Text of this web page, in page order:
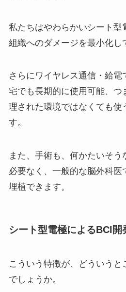
私たちはやわらかいシート型
組織へのダメージを最小化し
さらにワイヤレス通信・給電
宅でも長期的に使用可能、つ
理された環境ではなくても使
す。
また、手術も、何かたいそう
必要なく、一般的な脳外科医
埋植できます。
シート型電極によるBCI開
こういう特徴が、どういうと
でしょうか。